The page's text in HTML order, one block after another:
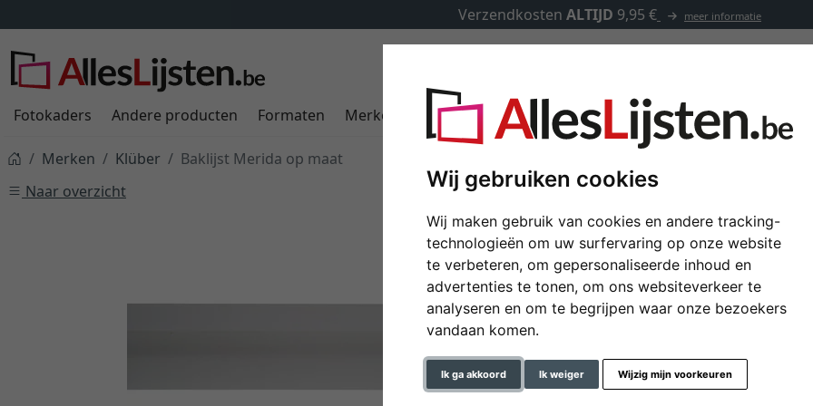
Wij gebruiken cookies
Wij maken gebruik van cookies en andere tracking-
technologieën om uw surfervaring op onze website
te verbeteren, om gepersonaliseerde inhoud en
advertenties te tonen, om ons websiteverkeer te
analyseren en om te begrijpen waar onze bezoekers
vandaan komen.
Ik ga akkoord Ik weiger Wijzig mijn voorkeuren
Verzendkosten ALTIJD 9,95 € meer informatie
Fotokaders Andere producten Formaten Merken Kaders op maat Passe-partouts Toebehoren
Merken Klüber
Baklijst Merida op maat
Naar overzicht
Baklijst Merida op
kleur
glastype